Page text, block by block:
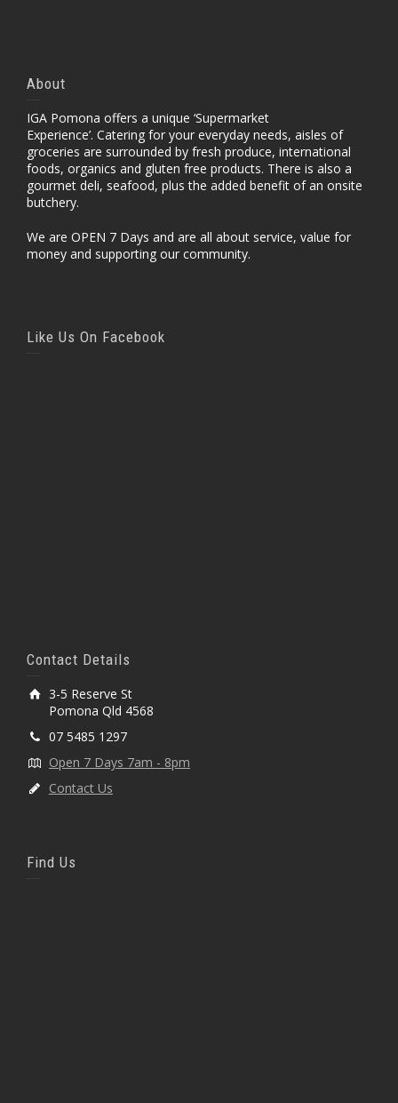
About
IGA Pomona offers a unique ‘Supermarket
Experience’. Catering for your everyday needs, aisles of
groceries are surrounded by fresh produce, international
foods, organics and gluten free products. There is also a
gourmet deli, seafood, plus the added benefit of an onsite
butchery.
We are OPEN 7 Days and are all about service, value for
money and supporting our community.
Like Us On Facebook
Contact Details
3-5 Reserve St
Pomona Qld 4568
07 5485 1297
Open 7 Days 7am - 8pm
Contact Us
Find Us